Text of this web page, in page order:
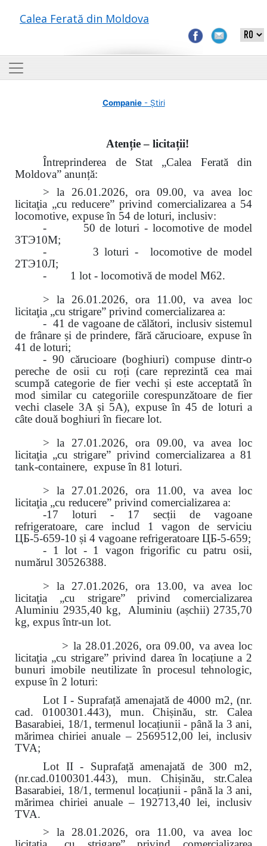
Calea Ferată din Moldova
Companie- Știri
Atenție – licitații!
Întreprinderea de Stat „Calea Ferată din
Moldova” anunță:
> la 26.01.2026, ora 09.00, va avea loc
licitaţia „cu reducere” privind comercializarea a 54
locomotive, expuse în 54 de loturi, inclusiv:
- 50 de loturi - locomotive de model
3ТЭ10М;
- 3 loturi - locomotive de model
2ТЭ10Л;
- 1 lot - locomotivă de model M62.
> la 26.01.2026, ora 11.00, va avea loc
licitaţia „cu strigare” privind comercializarea a:
- 41 de vagoane de călători, inclusiv sistemul
de frânare și de prindere, fără cărucioare, expuse în
41 de loturi;
- 90 cărucioare (boghiuri) compuse dintr-o
pereche de osii cu roți (care reprezintă cea mai
scumpă categorie de fier vechi și este acceptată în
mod similar cu categoriile corespunzătoare de fier
vechi clasele 3A și 5A), expuse în 45 de loturi a
câte două boghiuri în fiecare lot.
> la 27.01.2026, ora 09.00, va avea loc
licitaţia „cu strigare” privind comercializarea a81
tank-containere, expuse în 81 loturi.
> la 27.01.2026, ora 11.00, va avea loc
licitaţia „cu reducere” privind comercializarea a:
-17 loturi - 17 secții de vagoane
refrigeratoare, care includ 1 vagon de serviciu
ЦБ-5-659-10 și 4 vagoane refrigeratoare ЦБ-5-659;
- 1 lot - 1 vagon frigorific cu patru osii,
numărul 30526388.
> la 27.01.2026, ora 13.00, va avea loc
licitaţia „cu strigare” privind comercializarea
Aluminiu 2935,40 kg, Aluminiu (așchii) 2735,70
kg, expus într-un lot.
> la 28.01.2026, ora 09.00, va avea loc
licitaţia „cu strigare” privind darea în locațiune a 2
bunuri imobile neutilizate în procesul tehnologic,
expuse în 2 loturi:
Lot I - Suprafață amenajată de 4000 m2, (nr.
cad. 0100301.443), mun. Chișinău, str. Calea
Basarabiei, 18/1, termenul locațiunii - până la 3 ani,
mărimea chiriei anuale – 2569512,00 lei, inclusiv
TVA;
Lot II - Suprafață amenajată de 300 m2,
(nr.cad.0100301.443), mun. Chișinău, str.Calea
Basarabiei, 18/1, termenul locațiunii - până la 3 ani,
mărimea chiriei anuale – 192713,40 lei, inclusiv
TVA.
> la 28.01.2026, ora 11.00, va avea loc